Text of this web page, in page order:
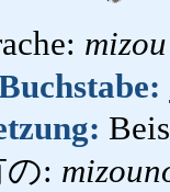
mizou
: